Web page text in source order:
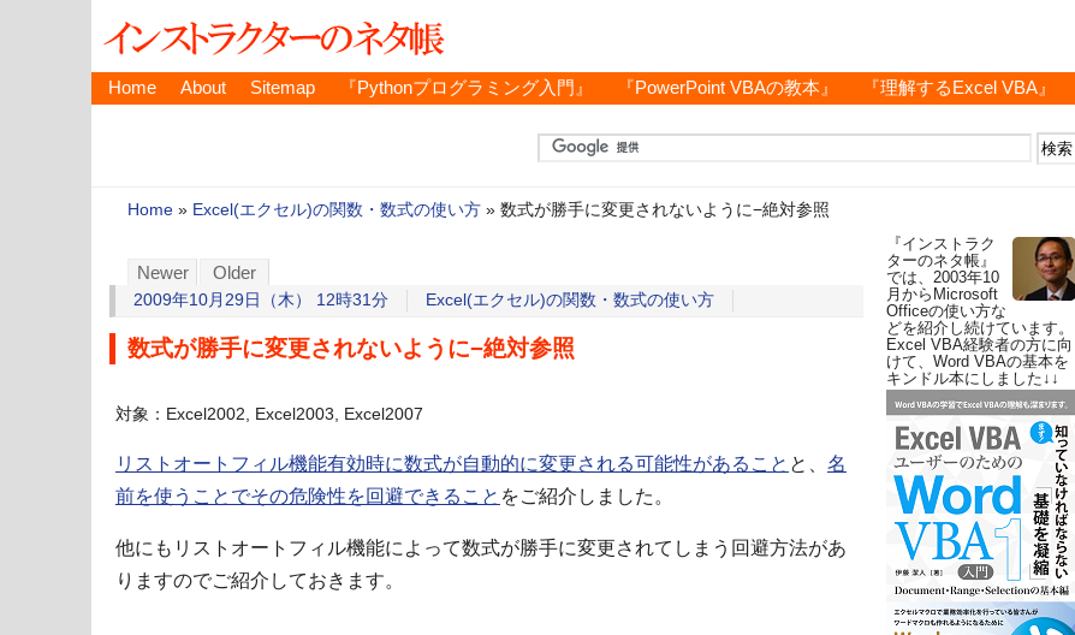
Home About Sitemap 『Pythonプログラミング入門』 『PowerPoint VBAの教本』 『理解するExcel VBA』
Home » Excel(エクセル)の関数・数式の使い方 » 数式が勝手に変更されないように−絶対参照
Newer Older
2009年10月29日（木） 12時31分 Excel(エクセル)の関数・数式の使い方
数式が勝手に変更されないように−絶対参照
対象：Excel2002, Excel2003, Excel2007
リストオートフィル機能有効時に数式が自動的に変更される可能性があること と、 名
前を使うことでその危険性を回避できること をご紹介しました。
他にもリストオートフィル機能によって数式が勝手に変更されてしまう回避方法があ
りますのでご紹介しておきます。
『インストラク
ターのネタ帳』
では、2003年10
月からMicrosoft
Officeの使い方な
どを紹介し続けています。
Excel VBA経験者の方に向
けて、Word VBAの基本を
キンドル本にしました↓↓